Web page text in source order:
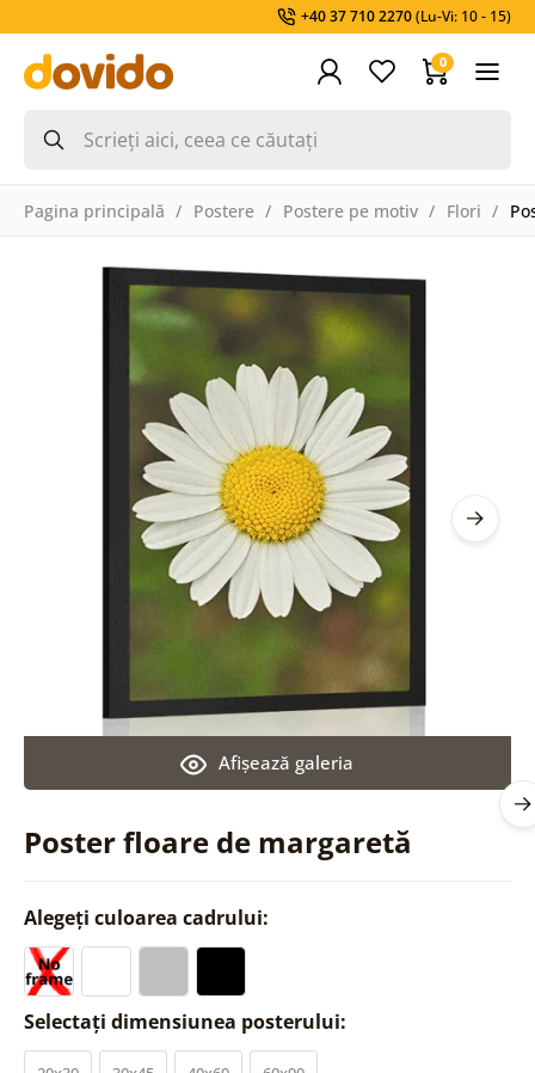
+40 37 710 2270(Lu-Vi: 10 - 15)
0
Pagina principală Postere Postere pe motiv Flori
Poster floare de margaretă
Afişează galeria
Alegeți culoarea cadrului:
Selectați dimensiunea posterului: